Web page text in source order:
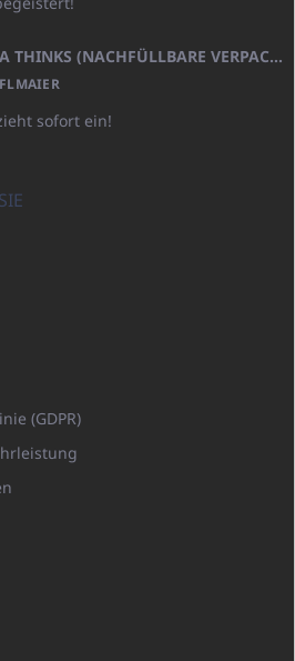
KÖRPERLOTION 1L OLIVIA THINKS (NACHFÜLLBARE VERPACKUNG)
sofort ein!
(GDPR)